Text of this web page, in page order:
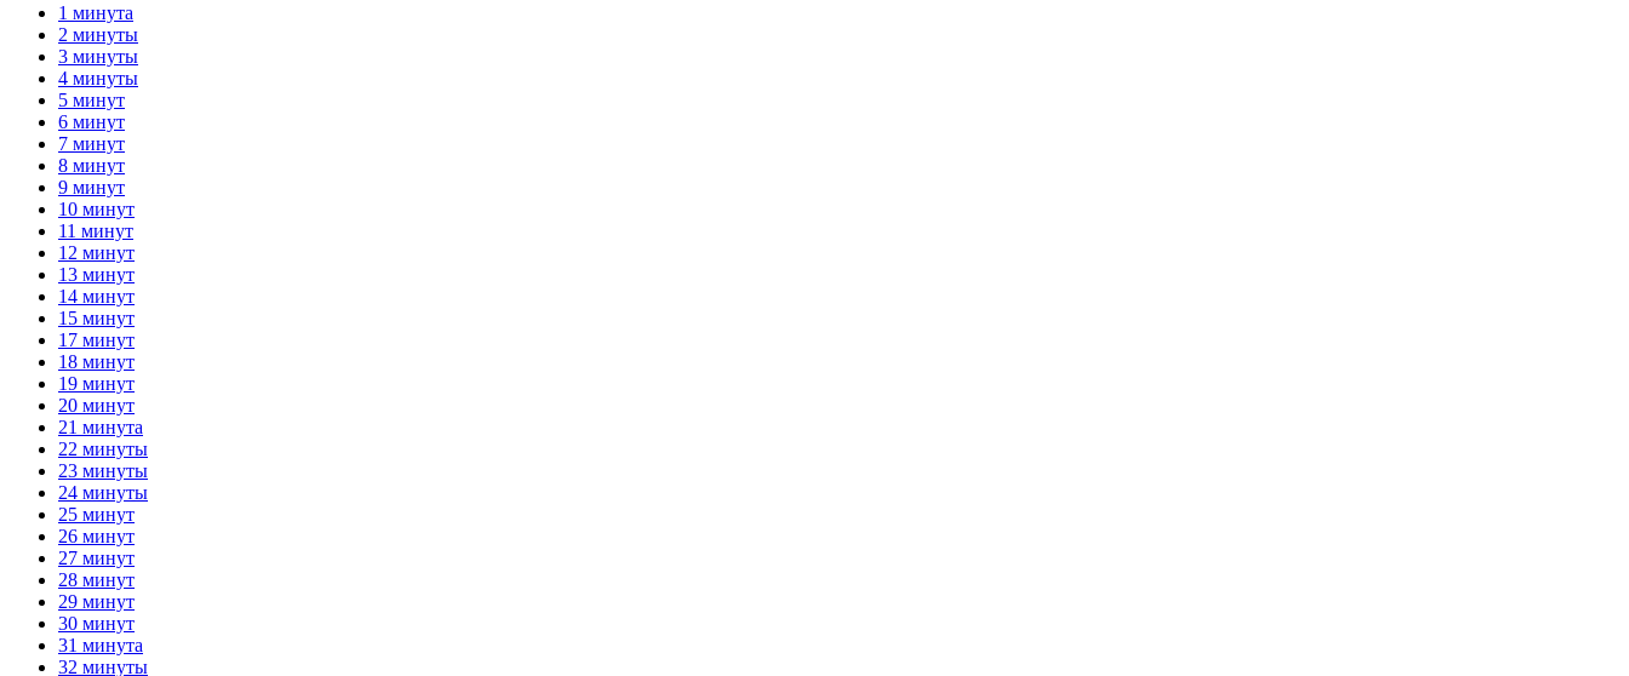
1 минута
2 минуты
3 минуты
4 минуты
5 минут
6 минут
7 минут
8 минут
9 минут
10 минут
11 минут
12 минут
13 минут
14 минут
15 минут
17 минут
18 минут
19 минут
20 минут
21 минута
22 минуты
23 минуты
24 минуты
25 минут
26 минут
27 минут
28 минут
29 минут
30 минут
31 минута
32 минуты